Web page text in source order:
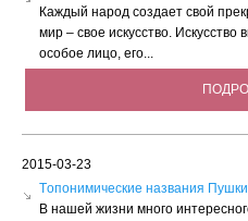
Каждый народ создает свой
мир – свое искусство.
особое лицо, его...
2015-03-23
Tопонимические названия
В нашей жизни много